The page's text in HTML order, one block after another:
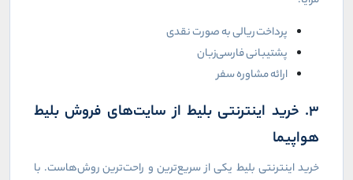
پرداخت ریالی به صورت نقدی
پشتیبانی فارسی‌زبان
ارائه مشاوره سفر
۳. خرید اینترنتی بلیط از سایت‌های فروش بلیط
هواپیما
خرید اینترنتی بلیط یکی از سریع‌ترین و راحت‌ترین روش‌هاست. با